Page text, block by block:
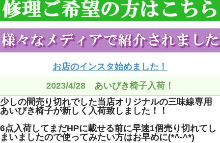
お店のインスタ始めました！
2023/4/28 あいびき椅子入荷！
少しの間売り切れでした当店オリジナルの三味線専用
あいびき椅子が新しく入荷致しました！！
6点入荷してまだHPに載せる前に早速1個売り切れてし
まいましたので使ってみたい方はお早めに(*^-^*)